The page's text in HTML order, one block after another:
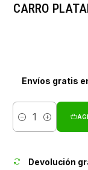
CARRO
Envíos gratis
Cantidad
Devolución